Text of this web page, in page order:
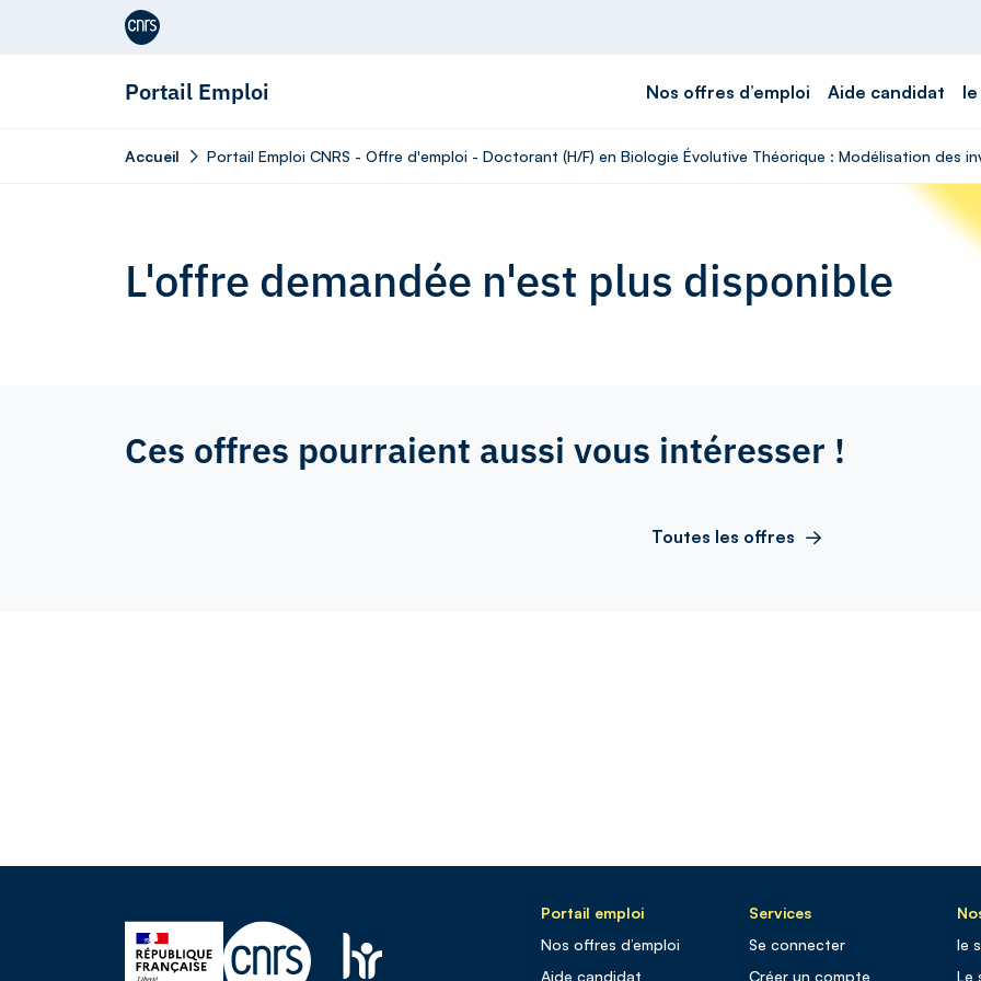
Aller au contenu
Portail Emploi Nos offres d’emploi Aide candidat
Accueil Portail Emploi CNRS - Offre d'emploi - Doctorant (H/F) en Biologie Évolutive Théorique : Modélisation des
L'offre demandée n'est plus disponible
Ces offres pourraient aussi vous intéresser !
Toutes les offres
Portail emploi
Nos offres d’emploi
Aide candidat
Services
Se connecter
Créer un compte
le
Le